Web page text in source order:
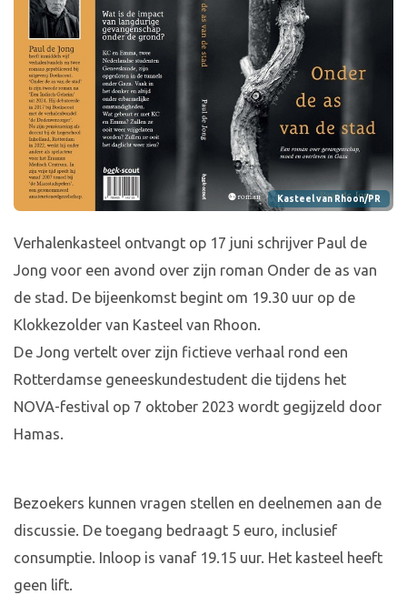
Kasteel van Rhoon/PR
Verhalenkasteel ontvangt op 17 juni schrijver Paul de
Jong voor een avond over zijn roman Onder de as van
de stad. De bijeenkomst begint om 19.30 uur op de
Klokkezolder van Kasteel van Rhoon.
De Jong vertelt over zijn fictieve verhaal rond een
Rotterdamse geneeskundestudent die tijdens het
NOVA-festival op 7 oktober 2023 wordt gegijzeld door
Hamas.
Bezoekers kunnen vragen stellen en deelnemen aan de
discussie. De toegang bedraagt 5 euro, inclusief
consumptie. Inloop is vanaf 19.15 uur. Het kasteel heeft
geen lift.